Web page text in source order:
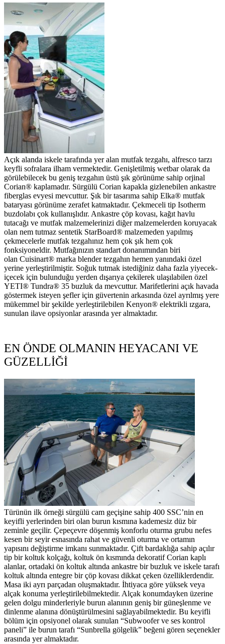
Açık alanda iskele tarafında yer alan mutfak tezgahı, alfresco tarzı
keyfli sofralara ilham vermektedir. Genişletilmiş wetbar olarak da
görülebilecek bu geniş tezgahın üstü şık görünüme sahip orjinal
Corian® kaplamadır. Sürgülü Corian kapakla gizlenebilen ankastre
fiberglas evyesi mevcuttur. Şık bir tasarıma sahip Elka® mutfak
bataryası görünüme zerafet katmaktadır. Çekmeceli tip Isotherm
buzdolabı çok kullanışlıdır. Ankastre çöp kovası, kağıt havlu
tutacağı ve mutfak malzemelerinizi diğer malzemelerden koruyacak
olan nem tutmaz sentetik StarBoard® malzemeden yapılmış
çekmecelerle mutfak tezgahınız hem çok şık hem çok
fonksiyoneldir. Mutfağınızın standart donanımından biri
olan Cuisinart® marka blender tezgahın hemen yanındaki özel
yerine yerleştirilmiştir. Soğuk tutmak istediğiniz daha fazla yiyecek-
içecek için bulunduğu yerden dışarıya çekilerek ulaşılabilen özel
YETI® Tundra® 35 buzluk da mevcuttur. Marifetlerini açık havada
göstermek isteyen şefler için güvertenin arkasında özel ayrılmış yere
mükemmel bir şekilde yerleştirilebilen Kenyon® elektrikli ızgara,
sunulan ilave opsiyonlar arasında yer almaktadır.
EN ÖNDE OLMANIN HEYACANI VE
GÜZELLİĞİ
Türünün ilk örneği sürgülü cam geçişine sahip 400 SSC’nin en
keyifli yerlerinden biri olan burun kısmına kademesiz düz bir
zeminle geçilir. Çepeçevre döşenmiş konforlu oturma grubu nefes
kesen bir seyir esnasında rahat ve güvenli oturma ve ortamın
yapısını değiştirme imkanı sunmaktadır. Çift bardaklığa sahip açılır
tip bir koltuk kolçağı, koltuk ön kısmında dekoratif Corian kaplı
alanlar, ortadaki ön koltuk altında ankastre bir buzluk ve iskele tarafı
koltuk altında entegre bir çöp kovası dikkat çeken özelliklerdendir.
Masa iki ayrı parçadan oluşmaktadır. İhtiyaca göre yüksek veya
alçak konuma yerleştirilebilmektedir. Alçak konumdayken üzerine
gelen dolgu minderleriyle burun alanının geniş bir güneşlenme ve
dinlenme alanına dönüştürülmesini sağlayabilmektedir. Bu keyifli
bölüm için opsiyonel olarak sunulan “Subwoofer ve ses kontrol
paneli” ile burun tarafı “Sunbrella gölgelik” beğeni gören seçenekler
arasında yer almaktadır.